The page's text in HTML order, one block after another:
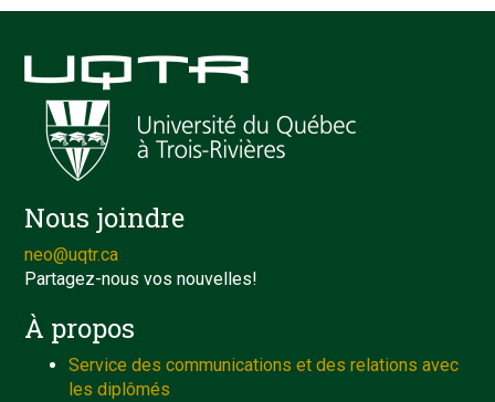
Nous joindre
neo@uqtr.ca
Partagez-nous vos nouvelles!
À propos
Service des communications et des relations avec
les diplômés